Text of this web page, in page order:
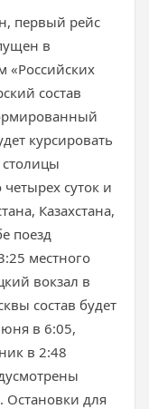
первый рейс
в
«Российских
состав
курсировать
столицы
суток и
Казахстана,
поезд
местного
вокзал в
состав будет
в 6:05,
в 2:48
Остановки для